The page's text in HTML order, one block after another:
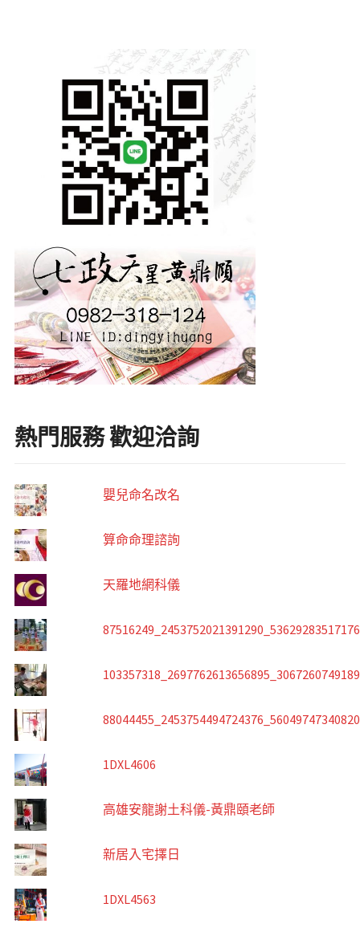
熱門服務 歡迎洽詢
嬰兒命名改名
算命命理諮詢
天羅地網科儀
1DXL4606
高雄安龍謝土科儀-黃鼎頤老師
新居入宅擇日
1DXL4563